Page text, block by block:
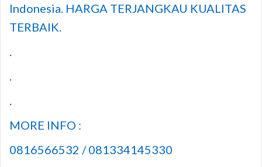
Indonesia. HARGA TERJANGKAU KUALITAS
TERBAIK.
.
.
.
MORE INFO :
0816566532 / 081334145330